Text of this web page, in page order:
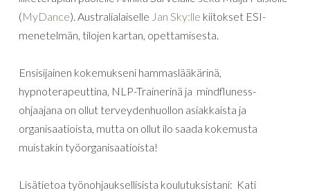
(MyDance). Australialaiselle Jan Sky:lle kiitokset ESI-
menetelmän, tilojen kartan, opettamisesta.
Ensisijainen kokemukseni hammaslääkärinä,
hypnoterapeuttina, NLP-Trainerinä ja mindfluness-
ohjaajana on ollut terveydenhuollon asiakkaista ja
organisaatioista, mutta on ollut ilo saada kokemusta
muistakin työorganisaatioista!
Lisätietoa työnohjauksellisista koulutuksistani: Kati